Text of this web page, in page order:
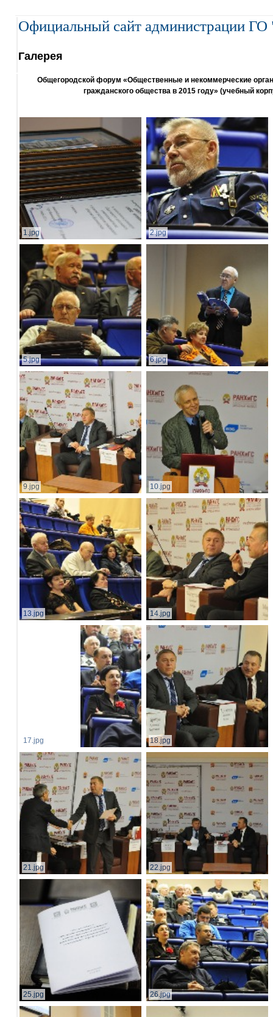
Официальный сайт администрации ГО
Галерея
Общегородской форум «Общественные и некоммерческие
гражданского общества в 2015 году» (учебный
1.jpg 2.jpg
5.jpg 6.jpg
9.jpg 10.jpg
13.jpg 14.jpg
17.jpg 18.jpg
21.jpg 22.jpg
25.jpg 26.jpg